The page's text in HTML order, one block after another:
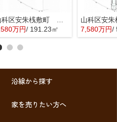
万円/ 191.23㎡ 7,580万円/
沿線から探す
家を売りたい方へ